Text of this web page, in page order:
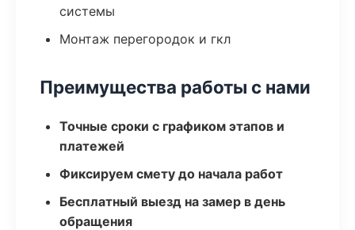
системы
Монтаж перегородок и гкл
Преимущества работы с нами
Точные сроки с графиком этапов и
платежей
Фиксируем смету до начала работ
Бесплатный выезд на замер в день
обращения